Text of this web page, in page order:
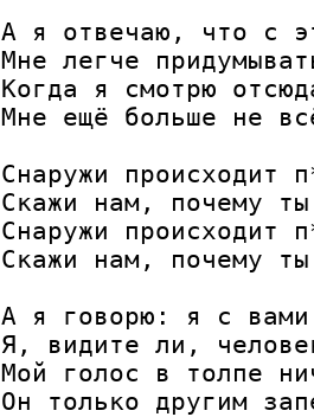
А я отвечаю, что с
Мне легче
Когда я смотрю
Мне ещё больше не
Снаружи происходит
Скажи нам, почему
Снаружи происходит
Скажи нам, почему
А я говорю: я с вами
Я, видите ли,
Мой голос в толпе
Он только другим